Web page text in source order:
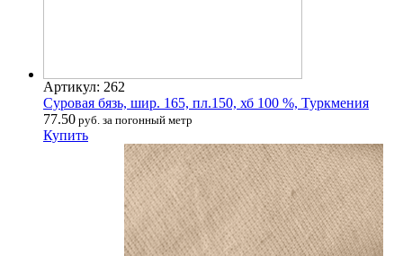
Артикул: 262
Суровая бязь, шир. 165, пл.150, хб 100 %, Туркмения
77.50 руб. за погонный метр
Купить